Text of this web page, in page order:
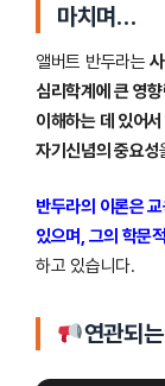
마치며…
앨버트 반두라는
심리학계에 큰 영
이해하는 데 있어
자기신념의 중요성
반두라의 이론은
있으며, 그의 학문
하고 있습니다.
연관되